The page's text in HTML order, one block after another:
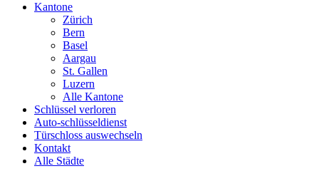
Kantone
Zürich
Bern
Basel
Aargau
St. Gallen
Luzern
Alle Kantone
Schlüssel verloren
Auto-schlüsseldienst
Türschloss auswechseln
Kontakt
Alle Städte